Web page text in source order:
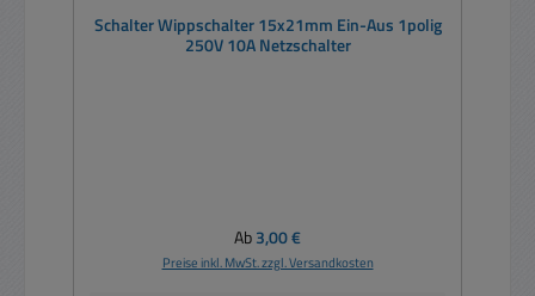
Schalter Wippschalter 15x21mm Ein-Aus 1polig
250V 10A Netzschalter
Regulärer Preis:
Ab3,00 €
Preise inkl. MwSt. zzgl. Versandkosten